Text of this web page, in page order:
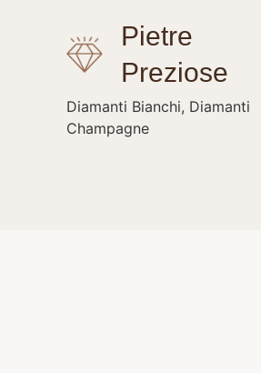
Diamanti Bianchi, Diamanti
Champagne